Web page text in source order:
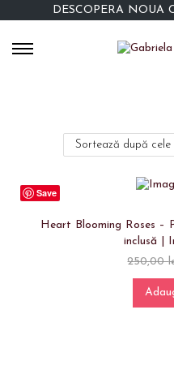
DESCOPERĂ NOUA
Save
Heart Blooming Roses –
inclusă |
250,00